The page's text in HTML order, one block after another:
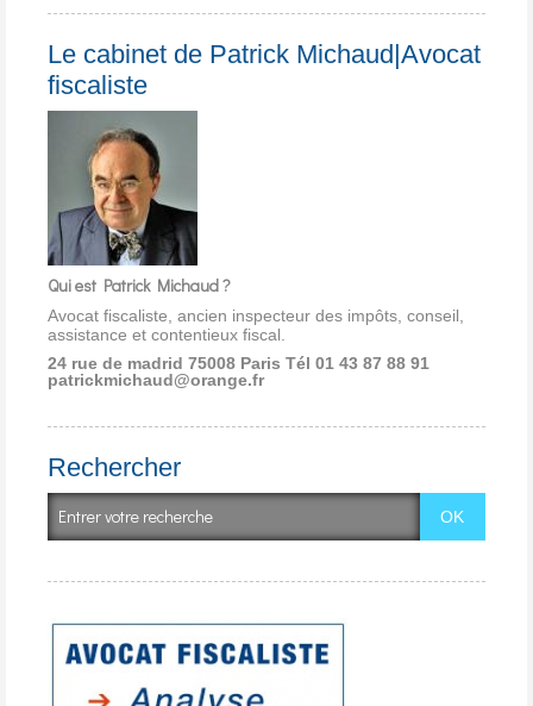
Le cabinet de Patrick Michaud|Avocat
fiscaliste
Qui est Patrick Michaud ?
Avocat fiscaliste, ancien inspecteur des impôts, conseil,
assistance et contentieux fiscal.
24 rue de madrid 75008 Paris Tél 01 43 87 88 91
patrickmichaud@orange.fr
Rechercher